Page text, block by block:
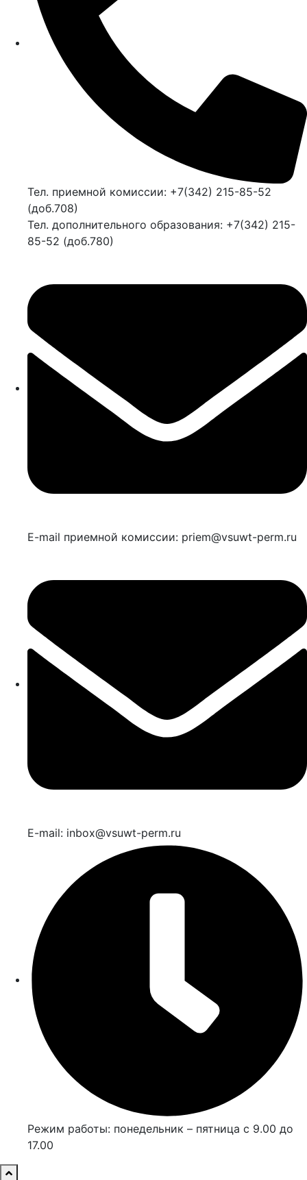
Тел. приемной комиссии: +7(342) 215-85-52
(доб.708)
Тел. дополнительного образования: +7(342) 215-
85-52 (доб.780)
E-mail приемной комиссии: priem@vsuwt-perm.ru
E-mail: inbox@vsuwt-perm.ru
Режим работы: понедельник – пятница с 9.00 до
17.00